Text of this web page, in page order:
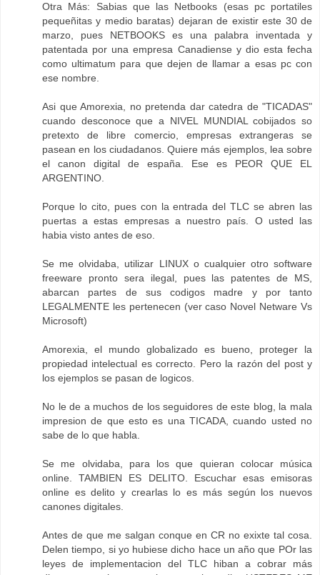
Otra Más: Sabias que las Netbooks (esas pc portatiles
pequeñitas y medio baratas) dejaran de existir este 30 de
marzo, pues NETBOOKS es una palabra inventada y
patentada por una empresa Canadiense y dio esta fecha
como ultimatum para que dejen de llamar a esas pc con
ese nombre.
Asi que Amorexia, no pretenda dar catedra de "TICADAS"
cuando desconoce que a NIVEL MUNDIAL cobijados so
pretexto de libre comercio, empresas extrangeras se
pasean en los ciudadanos. Quiere más ejemplos, lea sobre
el canon digital de españa. Ese es PEOR QUE EL
ARGENTINO.
Porque lo cito, pues con la entrada del TLC se abren las
puertas a estas empresas a nuestro país. O usted las
habia visto antes de eso.
Se me olvidaba, utilizar LINUX o cualquier otro software
freeware pronto sera ilegal, pues las patentes de MS,
abarcan partes de sus codigos madre y por tanto
LEGALMENTE les pertenecen (ver caso Novel Netware Vs
Microsoft)
Amorexia, el mundo globalizado es bueno, proteger la
propiedad intelectual es correcto. Pero la razón del post y
los ejemplos se pasan de logicos.
No le de a muchos de los seguidores de este blog, la mala
impresion de que esto es una TICADA, cuando usted no
sabe de lo que habla.
Se me olvidaba, para los que quieran colocar música
online. TAMBIEN ES DELITO. Escuchar esas emisoras
online es delito y crearlas lo es más según los nuevos
canones digitales.
Antes de que me salgan conque en CR no exixte tal cosa.
Delen tiempo, si yo hubiese dicho hace un año que POr las
leyes de implementacion del TLC hiban a cobrar más